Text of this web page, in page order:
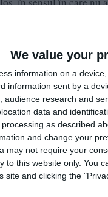
We value your
information on a
information sent by a
research and
data and
as described
and change your
may not require your
to this website only. You
and clicking the
anularea deciziei
Tulcea.
care se așteaptă la o